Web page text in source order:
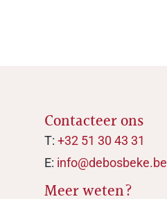
Contacteer ons
T: +32 51 30 43 31
E: info@debosbeke.be
Meer weten?